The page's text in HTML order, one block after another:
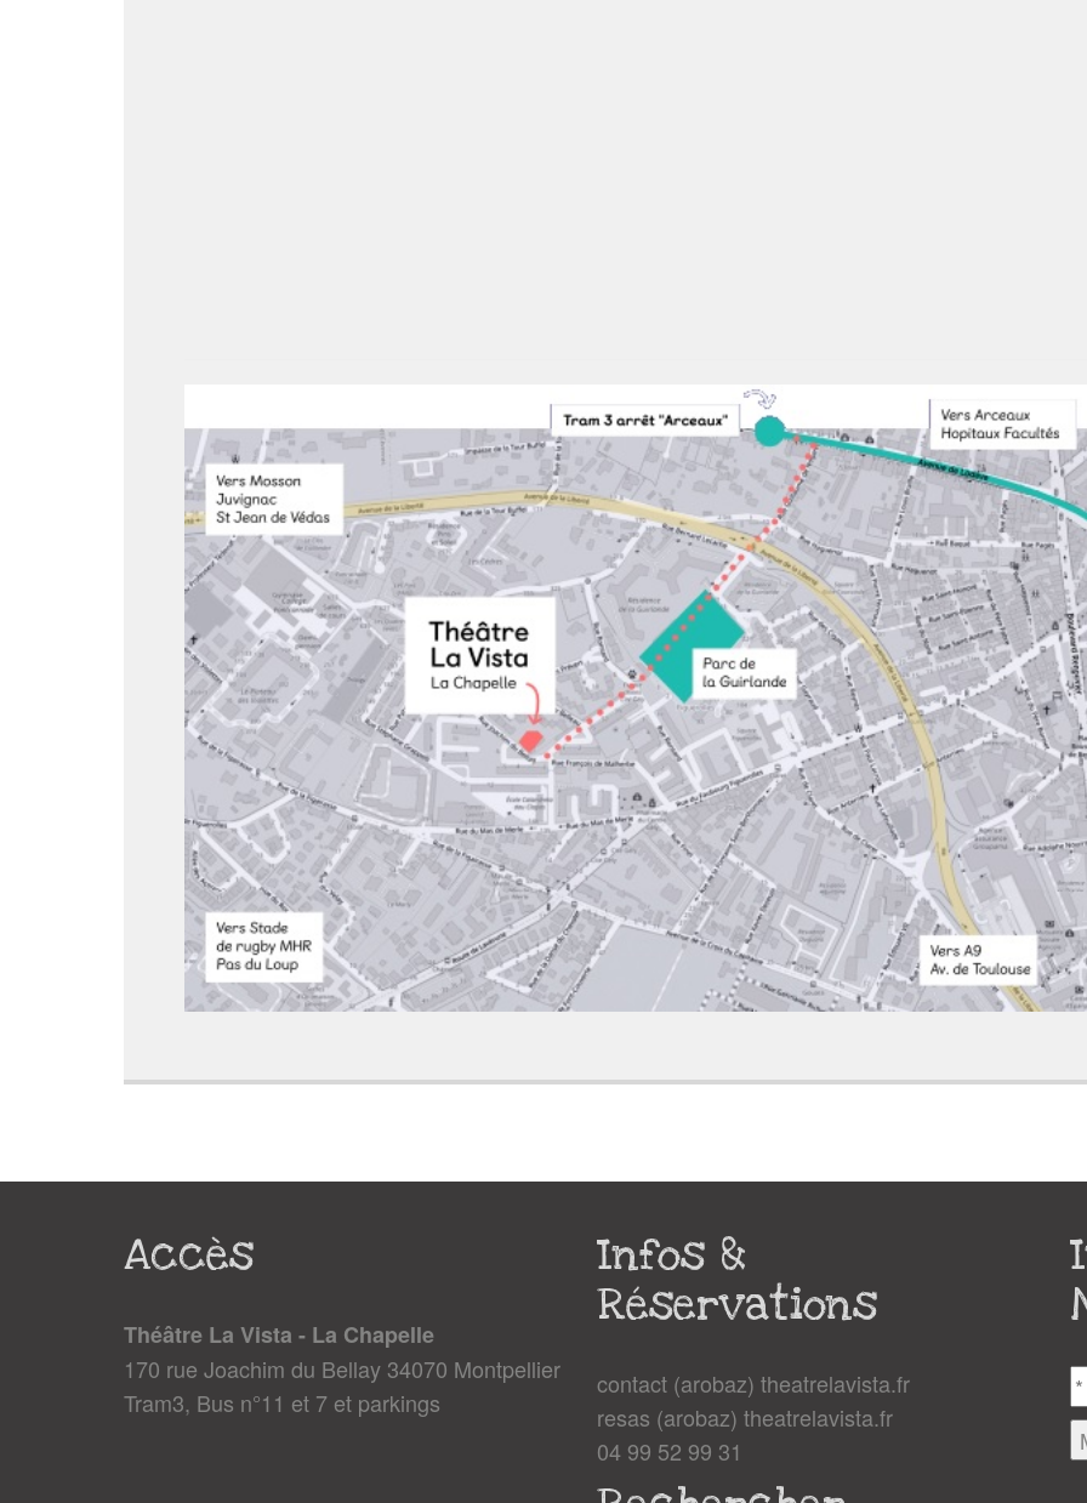
Accès
Théâtre La Vista - La Chapelle
170 rue Joachim du Bellay 34070 Montpellier
Tram3, Bus n°11 et 7 et parkings
Infos &
Réservations
contact (arobaz) theatrelavista.fr
resas (arobaz) theatrelavista.fr
04 99 52 99 31